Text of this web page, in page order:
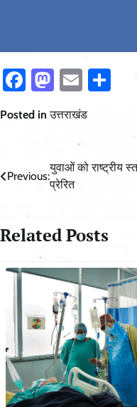
Facebook
Email
Posted inउत्तराखंड
Post
navigation
Previous:
युवाओं को राष्ट्रीय
प्रेरित
Related Posts